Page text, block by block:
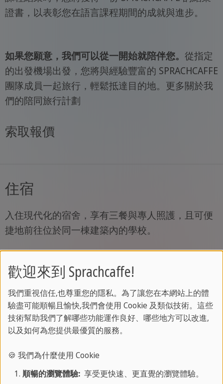
證書，以表彰您在語言課程期間的成就與進步。
如果您願意，我們可以從一開始就陪伴您。 從指定
的出發機場出發，您將與經驗豐富的 SPRACHCAFFE
團隊成員一起旅行，輕鬆抵達目的地。更多關於我
們的陪同旅行計劃
索取報價
住宿
入住現代化的宿舍，享有三餐與專人照護，且可便
捷地前往位於同一棟建築內的學校。
住所
舒適的客房
入住附設現代化設施的多人房或雙人房。
地理位置優越
歡迎來到 Sprachcaffe!
我們重視信任,也尊重您的隱私。為了讓您在本網站上的體
驗盡可能順暢且愉快,我們會使用 Cookie 及類似技術。這些
技術幫助我們了解哪些功能運作良好、哪些地方可以改進,
以及如何為您提供最優質的服務。
🍪 我們為什麼使用 Cookie
順暢的瀏覽體驗:享受更快速、更直覺的瀏覽體驗。